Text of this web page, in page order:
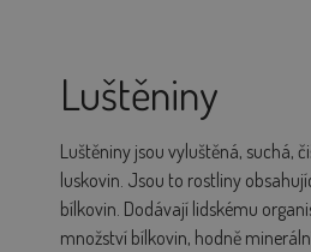
Luštěniny
Luštěniny jsou vyluštěná, suchá,
luskovin. Jsou to rostliny
bílkovin. Dodávají lidskému
množství bílkovin, hodně